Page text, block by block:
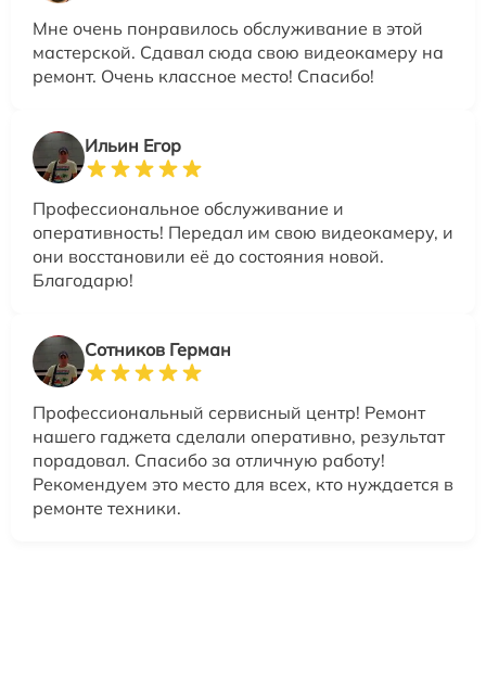
Мне очень понравилось обслуживание в этой
мастерской. Сдавал сюда свою видеокамеру на
ремонт. Очень классное место! Спасибо!
Ильин Егор
Профессиональное обслуживание и
оперативность! Передал им свою видеокамеру, и
они восстановили её до состояния новой.
Благодарю!
Сотников Герман
Профессиональный сервисный центр! Ремонт
нашего гаджета сделали оперативно, результат
порадовал. Спасибо за отличную работу!
Рекомендуем это место для всех, кто нуждается в
ремонте техники.